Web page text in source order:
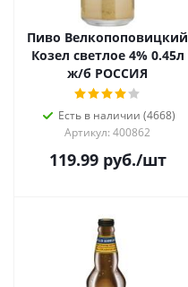
Пиво Велкопоповицкий
Козел светлое 4% 0.45л
ж/б РОССИЯ
Есть в наличии (4668)
Артикул: 400862
119.99руб./шт